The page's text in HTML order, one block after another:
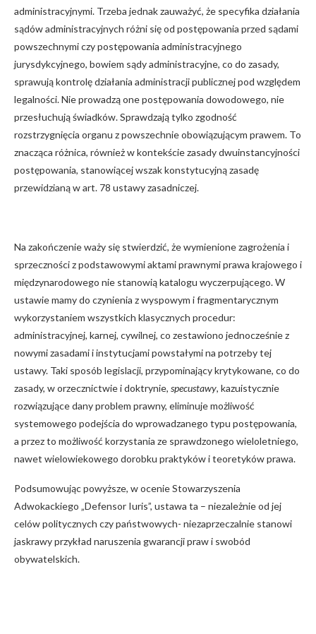
administracyjnymi. Trzeba jednak zauważyć, że specyfika działania
sądów administracyjnych różni się od postępowania przed sądami
powszechnymi czy postępowania administracyjnego
jurysdykcyjnego, bowiem sądy administracyjne, co do zasady,
sprawują kontrolę działania administracji publicznej pod względem
legalności. Nie prowadzą one postępowania dowodowego, nie
przesłuchują świadków. Sprawdzają tylko zgodność
rozstrzygnięcia organu z powszechnie obowiązującym prawem. To
znacząca różnica, również w kontekście zasady dwuinstancyjności
postępowania, stanowiącej wszak konstytucyjną zasadę
przewidzianą w art. 78 ustawy zasadniczej.
Na zakończenie waży się stwierdzić, że wymienione zagrożenia i
sprzeczności z podstawowymi aktami prawnymi prawa krajowego i
międzynarodowego nie stanowią katalogu wyczerpującego. W
ustawie mamy do czynienia z wyspowym i fragmentarycznym
wykorzystaniem wszystkich klasycznych procedur:
administracyjnej, karnej, cywilnej, co zestawiono jednocześnie z
nowymi zasadami i instytucjami powstałymi na potrzeby tej
ustawy. Taki sposób legislacji, przypominający krytykowane, co do
zasady, w orzecznictwie i doktrynie, specustawy, kazuistycznie
rozwiązujące dany problem prawny, eliminuje możliwość
systemowego podejścia do wprowadzanego typu postępowania,
a przez to możliwość korzystania ze sprawdzonego wieloletniego,
nawet wielowiekowego dorobku praktyków i teoretyków prawa.
Podsumowując powyższe, w ocenie Stowarzyszenia
Adwokackiego „Defensor Iuris”, ustawa ta – niezależnie od jej
celów politycznych czy państwowych- niezaprzeczalnie stanowi
jaskrawy przykład naruszenia gwarancji praw i swobód
obywatelskich.